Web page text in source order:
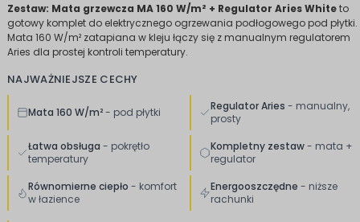
Zestaw: Mata grzewcza MA 160 W/m² + Regulator Aries Whiteto
gotowy komplet do elektrycznego ogrzewania podłogowego pod płytki.
Mata 160 W/m² zatapiana w kleju łączy się z manualnym regulatorem
Aries dla prostej kontroli temperatury.
NAJWAŻNIEJSZE CECHY
Mata 160 W/m²- pod płytki Regulator Aries - manualny,
prosty
Łatwa obsługa - pokrętło
temperatury
Kompletny zestaw- mata +
regulator
Równomierne ciepło - komfort
w łazience
Energooszczędne - niższe
rachunki